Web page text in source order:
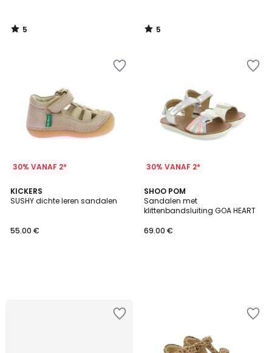
5
/
5
/
30% VANAF 2*
KICKERS
SUSHY dichte leren sandalen
55.00 €
30% VANAF 2*
SHOO POM
Sandalen met
klittenbandsluiting GOA HEART
69.00 €